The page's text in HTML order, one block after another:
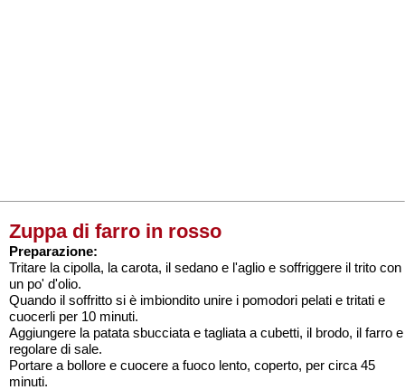
Zuppa di farro in rosso
Preparazione:
Tritare la cipolla, la carota, il sedano e l'aglio e soffriggere il trito con
un po' d'olio.
Quando il soffritto si è imbiondito unire i pomodori pelati e tritati e
cuocerli per 10 minuti.
Aggiungere la patata sbucciata e tagliata a cubetti, il brodo, il farro e
regolare di sale.
Portare a bollore e cuocere a fuoco lento, coperto, per circa 45
minuti.